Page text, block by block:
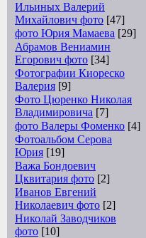
Ильиных Валерий
Михайлович фото [47]
фото Юрия Мамаева [29]
Абрамов Вениамин
Егорович фото [34]
Фотографии Киореско
Валерия [9]
Фото Цюренко Николая
Владимировича [7]
фото Валеры Фоменко [4]
Фотоальбом Серова
Юрия [19]
Важа Бондоевич
Цквитария фото [2]
Иванов Евгений
Николаевич фото [2]
Николай Заводчиков
фото [10]